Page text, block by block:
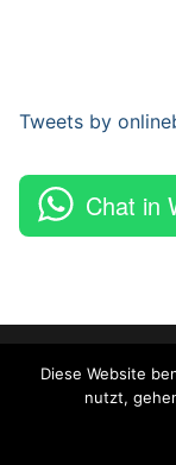
Tweets by
Chat in
Copyright ©
Diese Website
nutzt,